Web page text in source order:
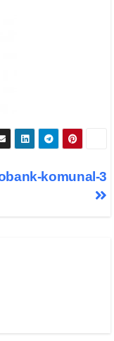
komunal-3